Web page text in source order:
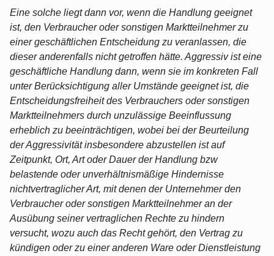
Eine solche liegt dann vor, wenn die Handlung geeignet
ist, den Verbraucher oder sonstigen Marktteilnehmer zu
einer geschäftlichen Entscheidung zu veranlassen, die
dieser anderenfalls nicht getroffen hätte. Aggressiv ist eine
geschäftliche Handlung dann, wenn sie im konkreten Fall
unter Berücksichtigung aller Umstände geeignet ist, die
Entscheidungsfreiheit des Verbrauchers oder sonstigen
Marktteilnehmers durch unzulässige Beeinflussung
erheblich zu beeinträchtigen, wobei bei der Beurteilung
der Aggressivität insbesondere abzustellen ist auf
Zeitpunkt, Ort, Art oder Dauer der Handlung bzw
belastende oder unverhältnismäßige Hindernisse
nichtvertraglicher Art, mit denen der Unternehmer den
Verbraucher oder sonstigen Marktteilnehmer an der
Ausübung seiner vertraglichen Rechte zu hindern
versucht, wozu auch das Recht gehört, den Vertrag zu
kündigen oder zu einer anderen Ware oder Dienstleistung